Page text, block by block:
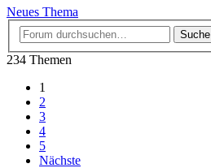
Neues Thema
Suche
234 Themen
1
2
3
4
5
Nächste